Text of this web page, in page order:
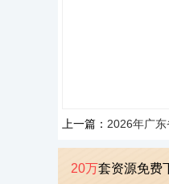
上一篇： 2026年广
20万套资源免费